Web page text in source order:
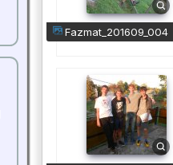
fazmat_201609_004